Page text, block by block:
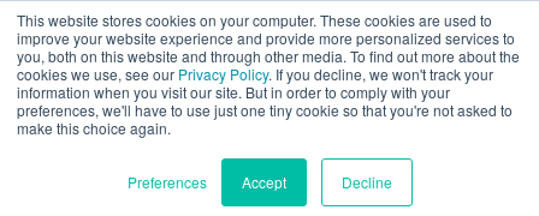
This website stores cookies on your computer. These cookies are used to
improve your website experience and provide more personalized services to
you, both on this website and through other media. To find out more about the
cookies we use, see our Privacy Policy. If you decline, we won't track your
information when you visit our site. But in order to comply with your
preferences, we'll have to use just one tiny cookie so that you're not asked to
make this choice again.
Preferences Accept Decline
Vai al contenuto principale
SPEE3D
Italiano
English
Español
Français